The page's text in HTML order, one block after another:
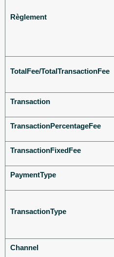
Règlement
TotalFee/TotalTransactionFee
Transaction
TransactionPercentageFee
TransactionFixedFee
PaymentType
TransactionType
Channel